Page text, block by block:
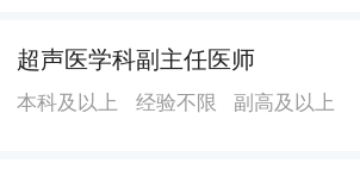
800张，总建筑投资约14.71亿元。预
业。 深圳市深汕人民医院，由北京
超声医学科副主任医师
本科及以上 经验不限 副高及以上